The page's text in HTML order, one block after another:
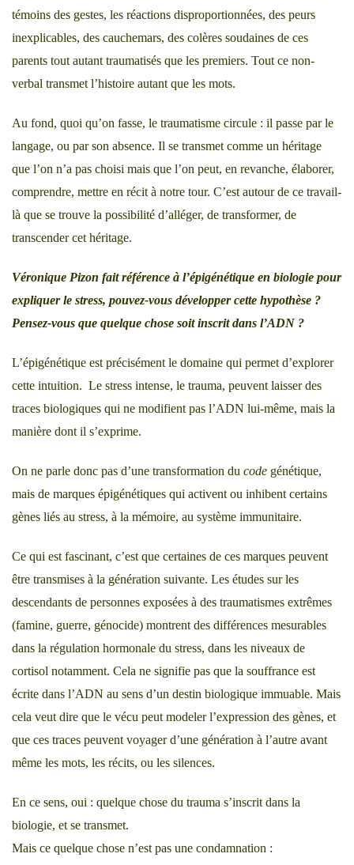
témoins des gestes, les réactions disproportionnées, des peurs
inexplicables, des cauchemars, des colères soudaines de ces
parents tout autant traumatisés que les premiers. Tout ce non-
verbal transmet l’histoire autant que les mots.
Au fond, quoi qu’on fasse, le traumatisme circule : il passe par le
langage, ou par son absence. Il se transmet comme un héritage
que l’on n’a pas choisi mais que l’on peut, en revanche, élaborer,
comprendre, mettre en récit à notre tour. C’est autour de ce travail-
là que se trouve la possibilité d’alléger, de transformer, de
transcender cet héritage.
Véronique Pizon fait référence à l’épigénétique en biologie pour
expliquer le stress, pouvez-vous développer cette hypothèse ?
Pensez-vous que quelque chose soit inscrit dans l’ADN ?
L’épigénétique est précisément le domaine qui permet d’explorer
cette intuition. Le stress intense, le trauma, peuvent laisser des
traces biologiques qui ne modifient pas l’ADN lui-même, mais la
manière dont il s’exprime.
On ne parle donc pas d’une transformation du code génétique,
mais de marques épigénétiques qui activent ou inhibent certains
gènes liés au stress, à la mémoire, au système immunitaire.
Ce qui est fascinant, c’est que certaines de ces marques peuvent
être transmises à la génération suivante. Les études sur les
descendants de personnes exposées à des traumatismes extrêmes
(famine, guerre, génocide) montrent des différences mesurables
dans la régulation hormonale du stress, dans les niveaux de
cortisol notamment. Cela ne signifie pas que la souffrance est
écrite dans l’ADN au sens d’un destin biologique immuable. Mais
cela veut dire que le vécu peut modeler l’expression des gènes, et
que ces traces peuvent voyager d’une génération à l’autre avant
même les mots, les récits, ou les silences.
En ce sens, oui : quelque chose du trauma s’inscrit dans la
biologie, et se transmet.
Mais ce quelque chose n’est pas une condamnation :